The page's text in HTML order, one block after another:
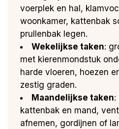
voerplek en hal,
woonkamer, kattenbak
prullenbak legen.
Wekelijkse taken:
met kierenmondstuk
harde vloeren, hoezen
zestig graden.
Maandelijkse taken:
kattenbak en mand,
afnemen, gordijnen of